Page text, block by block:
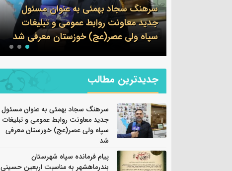
پیام فرمانده سپاه شهرستان بندرماهشهر
به مناسبت اربعین حسینی
جدیدترین مطالب
سرهنگ سجاد بهمئی به عنوان مسئول
جدید معاونت روابط عمومی و تبلیغات
سپاه ولی عصر(عج) خوزستان معرفی
شد
پیام فرمانده سپاه شهرستان
بندرماهشهر به مناسبت اربعین حسینی